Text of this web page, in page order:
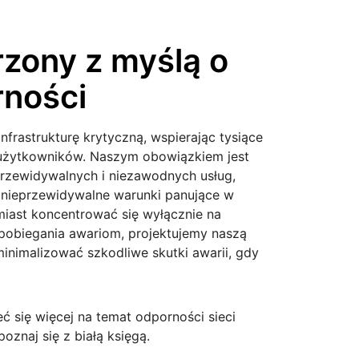
z myślą o
krytyczną, wspierając tysiące
Naszym obowiązkiem jest
i niezawodnych usług,
warunki panujące w
koncentrować się wyłącznie na
awariom, projektujemy naszą
szkodliwe skutki awarii, gdy
się więcej na temat odporności sieci
się z białą księgą.